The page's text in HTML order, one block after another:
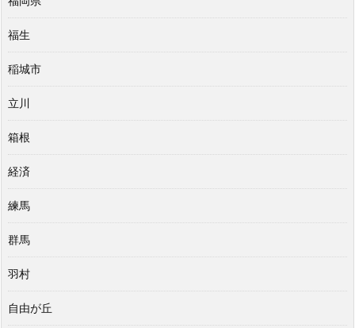
福生
稲城市
立川
箱根
経済
練馬
群馬
羽村
自由が丘